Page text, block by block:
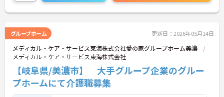
グループホーム 更新日：2026年05月14日
メディカル・ケア・サービス東海株式会社愛の家グループホーム美濃
メディカル・ケア・サービス東海株式会社
【岐阜県/美濃市】 大手グループ企業のグルー
プホームにて介護職募集